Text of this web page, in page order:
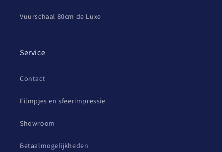
Vuurschaal 80cm de Luxe
Service
Contact
Filmpjes en sfeerimpressie
Showroom
Betaalmogelijkheden